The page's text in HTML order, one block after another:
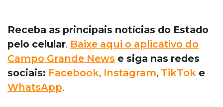
Receba as principais notícias do Estado
pelo celular. Baixe aqui o aplicativo do
Campo Grande News e siga nas redes
sociais: Facebook, Instagram, TikTok e
WhatsApp.